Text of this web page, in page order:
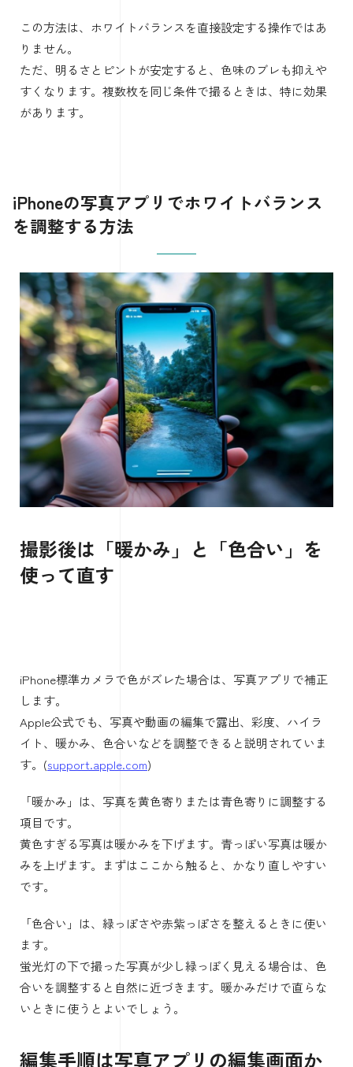
この方法は、ホワイトバランスを直接設定する操作ではあ
りません。
ただ、明るさとピントが安定すると、色味のブレも抑えや
すくなります。複数枚を同じ条件で撮るときは、特に効果
があります。
iPhoneの写真アプリでホワイトバランス
を調整する方法
撮影後は「暖かみ」と「色合い」を
使って直す
iPhone標準カメラで色がズレた場合は、写真アプリで補正
Apple公式でも、写真や動画の編集で露出、彩度、ハイラ
イト、暖かみ、色合いなどを調整できると説明されていま
す。(support.apple.com)
「暖かみ」は、写真を黄色寄りまたは青色寄りに調整する
黄色すぎる写真は暖かみを下げます。青っぽい写真は暖か